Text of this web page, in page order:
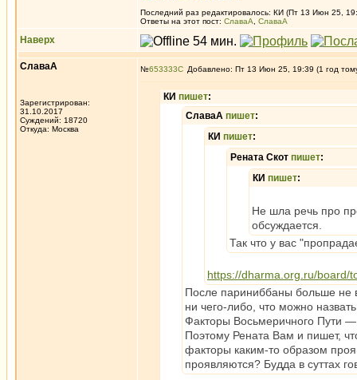
Последний раз редактировалось: КИ (Пт 13 Июн 25,
Ответы на этот пост: СлаваА СлаваА
Наверх
СлаваА
Зарегистрирован:
31.10.2017
Суждений: 18720
Откуда: Москва
№653333 Добавлено: Пт 13 Июн 25, 19:39 (1 год
КИ пишет:
СлаваА пишет:
КИ пишет:
Рената Скот пишет:
КИ пишет:
Не шла речь про
обсуждается.
Так что у вас
https://dharma.org.ru/board/
После париниббаны больше не
ни чего-либо, что можно
Факторы Восьмеричного Пути
Поэтому Рената Вам и пишет,
факторы каким-то образом
проявляются? Будда в суттах